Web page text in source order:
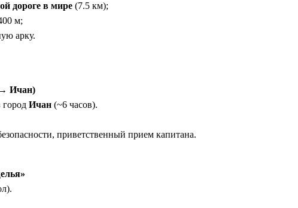
дороге в мире (7.5 км);
м;
арку.
→ Ичан)
город Ичан (~6 часов).
приветственный прием капитана.